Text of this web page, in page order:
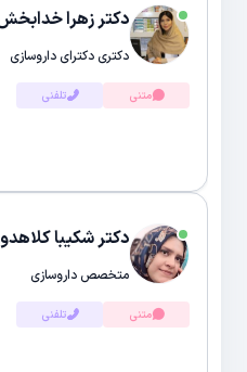
دکتر زهرا
دکتری دکترای داروسازی
متنی تلفنی
دکتر شکیبا
متخصص داروسازی
متنی تلفنی